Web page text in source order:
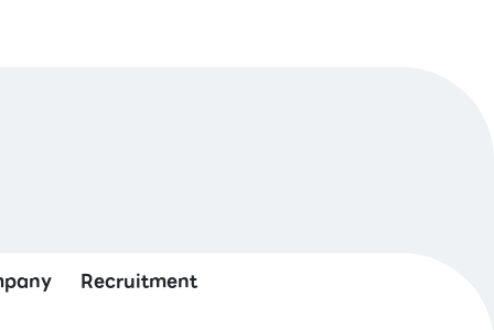
Recruitment